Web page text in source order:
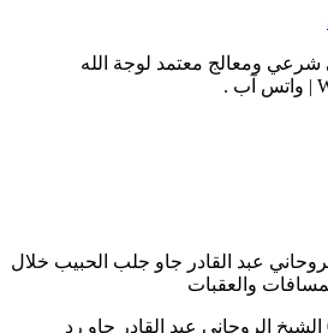
شرعي ومعالج معتمد لوجة الله
الشيخ الروحاني عبد القادر جاو جلب الحبيب خلال